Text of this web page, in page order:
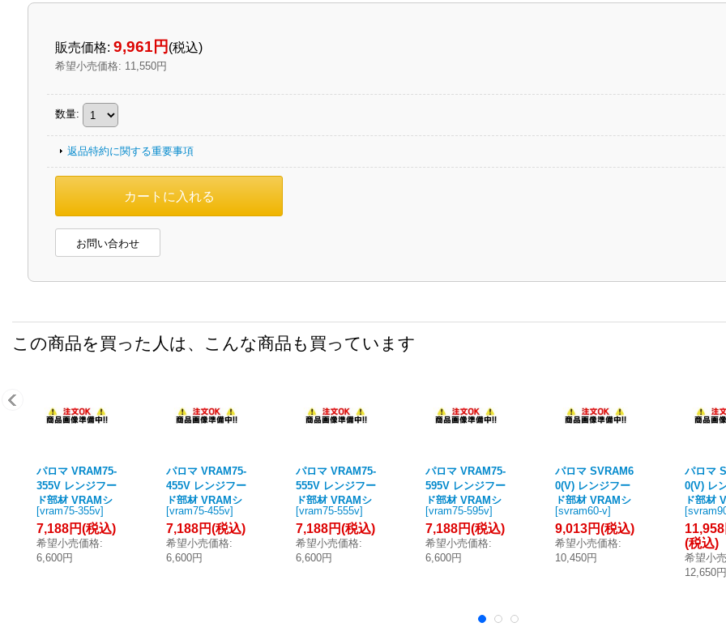
販売価格: 9,961円 (税込)
希望小売価格: 11,550円
数量:
返品特約に関する重要事項
お問い合わせ
この商品を買った人は、こんな商品も買っています
パロマ VRAM75-
355V レンジフー
ド部材 VRAMシ
リーズ 前幕板 幅
75cm 総高さ40c
m シルバー (タ
カラ製)
[vram75-355v]
7,188円(税込)
希望小売価格:
6,600円
パロマ VRAM75-
455V レンジフー
ド部材 VRAMシ
リーズ 前幕板 幅
75cm 総高さ50c
m シルバー (タ
カラ製)
[vram75-455v]
7,188円(税込)
希望小売価格:
6,600円
パロマ VRAM75-
555V レンジフー
ド部材 VRAMシ
リーズ 前幕板 幅
75cm 総高さ60c
m シルバー (タ
カラ製)
[vram75-555v]
7,188円(税込)
希望小売価格:
6,600円
パロマ VRAM75-
595V レンジフー
ド部材 VRAMシ
リーズ 前幕板 幅
75cm 総高さ64c
m シルバー (タ
カラ製)
[vram75-595v]
7,188円(税込)
希望小売価格:
6,600円
パロマ SVRAM6
0(V) レンジフー
ド部材 VRAMシ
リーズ スライド
前幕板 幅60cm
総高さ47.5〜72.
5cm シルバー
[svram60-v]
9,013円(税込)
希望小売価格:
10,450円
パロマ
0(V) レ
ド部材
リーズ
前幕板
総高さ
5cm シ
(タカラ製
[
11,958
(税込)
希望小
12,650円